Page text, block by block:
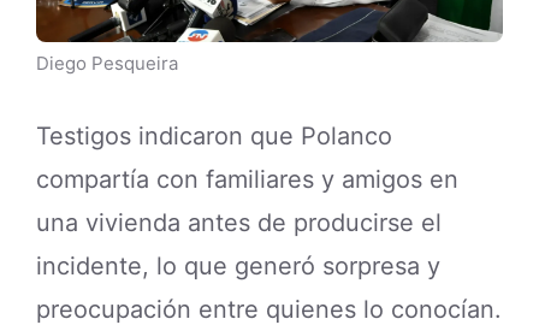
Diego Pesqueira
Testigos indicaron que Polanco
compartía con familiares y amigos en
una vivienda antes de producirse el
incidente, lo que generó sorpresa y
preocupación entre quienes lo conocían.